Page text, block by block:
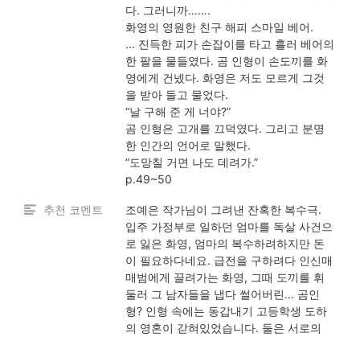
다. 그러니까…….
화영의 영원한 친구 해피 스마일 베어.
... 진득한 피가 손잡이를 타고 흘러 베어의
한 팔을 물들였다. 곰 인형이 손도끼를 화
영에게 건넸다. 화영은 저도 모르게 그것
을 받아 들고 물었다.
“날 구해 준 게 너야?”
곰 인형은 고개를 끄덕였다. 그리고 분명
한 인간의 언어로 말했다.
“도망칠 거면 나도 데려가.”
p.49~50
추천 코멘트
조예은 작가님이 그려낸 잔혹한 복수극.
입주 가정부로 일하던 엄마를 독살 사건으
로 잃은 화영, 엄마의 복수하려하지만 돈
이 필요하다네요. 급전을 구하려다 인신매
매범에게 끌려가는 화영, 그때 도끼를 휘
둘러 그 남자들을 냅다 썰어버린… 곰인
형? 인형 속에는 동갑내기 고등학생 도하
의 영혼이 갇혀있었습니다. 둘은 서로의